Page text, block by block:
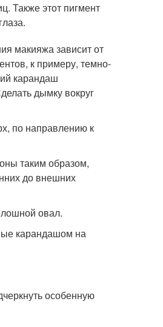
Также этот пигмент
макияжа зависит от
к примеру, темно-
карандаш
дымку вокруг
по направлению к
таким образом,
до внешних
овал.
карандашом на
особенную